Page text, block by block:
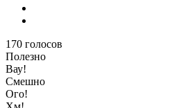
170 голосов
Полезно
Вау!
Смешно
Ого!